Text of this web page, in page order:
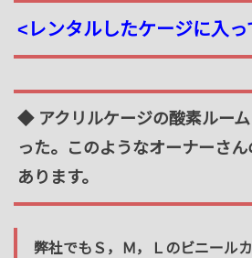
<レンタルしたケージに入っ
◆ アクリルケージの酸素ルー
った。このようなオーナーさ
あります。
弊社でもＳ，Ｍ，Ｌのビニール